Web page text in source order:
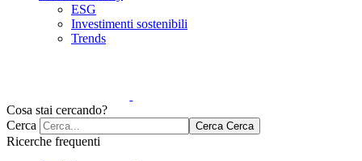
ESG
Investimenti sostenibili
Trends
Cosa stai cercando?
Cerca
Cerca Cerca
Ricerche frequenti